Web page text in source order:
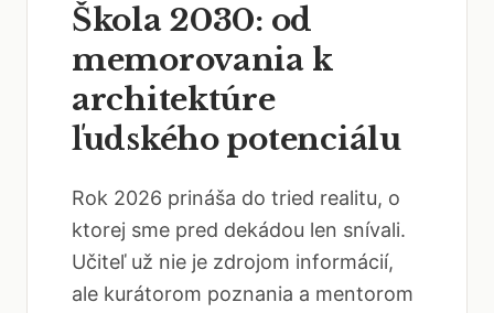
Škola 2030: od
memorovania k
architektúre
ľudského potenciálu
Rok 2026 prináša do tried realitu, o
ktorej sme pred dekádou len snívali.
Učiteľ už nie je zdrojom informácií,
ale kurátorom poznania a mentorom